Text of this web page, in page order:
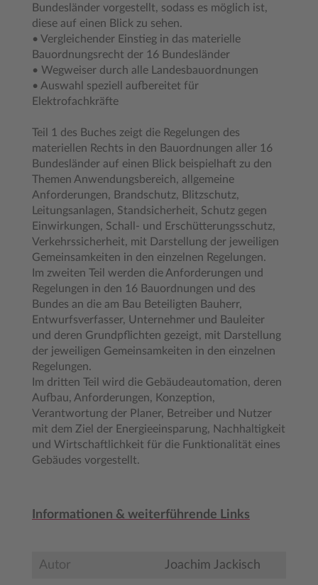
Bundesländer vorgestellt, sodass es möglich ist,
diese auf einen Blick zu sehen.
• Vergleichender Einstieg in das materielle
Bauordnungsrecht der 16 Bundesländer
• Wegweiser durch alle Landesbauordnungen
• Auswahl speziell aufbereitet für
Elektrofachkräfte
Teil 1 des Buches zeigt die Regelungen des
materiellen Rechts in den Bauordnungen aller 16
Bundesländer auf einen Blick beispielhaft zu den
Themen Anwendungsbereich, allgemeine
Anforderungen, Brandschutz, Blitzschutz,
Leitungsanlagen, Standsicherheit, Schutz gegen
Einwirkungen, Schall- und Erschütterungsschutz,
Verkehrssicherheit, mit Darstellung der jeweiligen
Gemeinsamkeiten in den einzelnen Regelungen.
Im zweiten Teil werden die Anforderungen und
Regelungen in den 16 Bauordnungen und des
Bundes an die am Bau Beteiligten Bauherr,
Entwurfsverfasser, Unternehmer und Bauleiter
und deren Grundpflichten gezeigt, mit Darstellung
der jeweiligen Gemeinsamkeiten in den einzelnen
Regelungen.
Im dritten Teil wird die Gebäudeautomation, deren
Aufbau, Anforderungen, Konzeption,
Verantwortung der Planer, Betreiber und Nutzer
mit dem Ziel der Energieeinsparung, Nachhaltigkeit
und Wirtschaftlichkeit für die Funktionalität eines
Gebäudes vorgestellt.
Informationen & weiterführende Links
Autor Joachim Jackisch